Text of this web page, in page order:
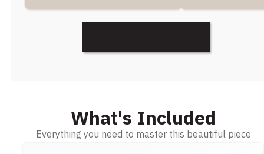
What's Included
Everything you need to master this beautiful piece